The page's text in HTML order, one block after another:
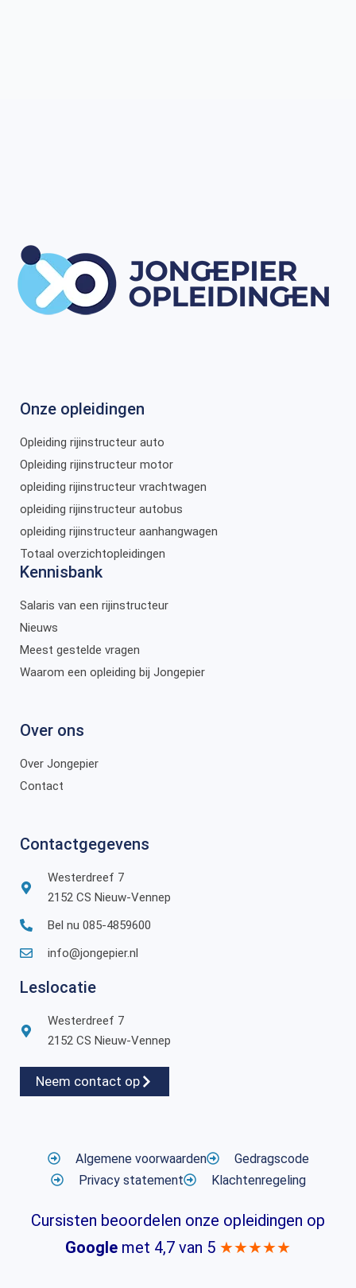
Onze opleidingen
Opleiding rijinstructeur auto
Opleiding rijinstructeur motor
opleiding rijinstructeur vrachtwagen
opleiding rijinstructeur autobus
opleiding rijinstructeur aanhangwagen
Totaal overzichtopleidingen
Kennisbank
Salaris van een rijinstructeur
Nieuws
Meest gestelde vragen
Waarom een opleiding bij Jongepier
Over ons
Over Jongepier
Contact
Contactgegevens
Westerdreef 7
2152 CS Nieuw-Vennep
Bel nu 085-4859600
info@jongepier.nl
Leslocatie
Westerdreef 7
2152 CS Nieuw-Vennep
Neem contact op
Algemene voorwaarden
Gedragscode
Privacy statement
Klachtenregeling
Cursisten beoordelen onze opleidingen op
Google met 4,7 van 5 ★★★★★